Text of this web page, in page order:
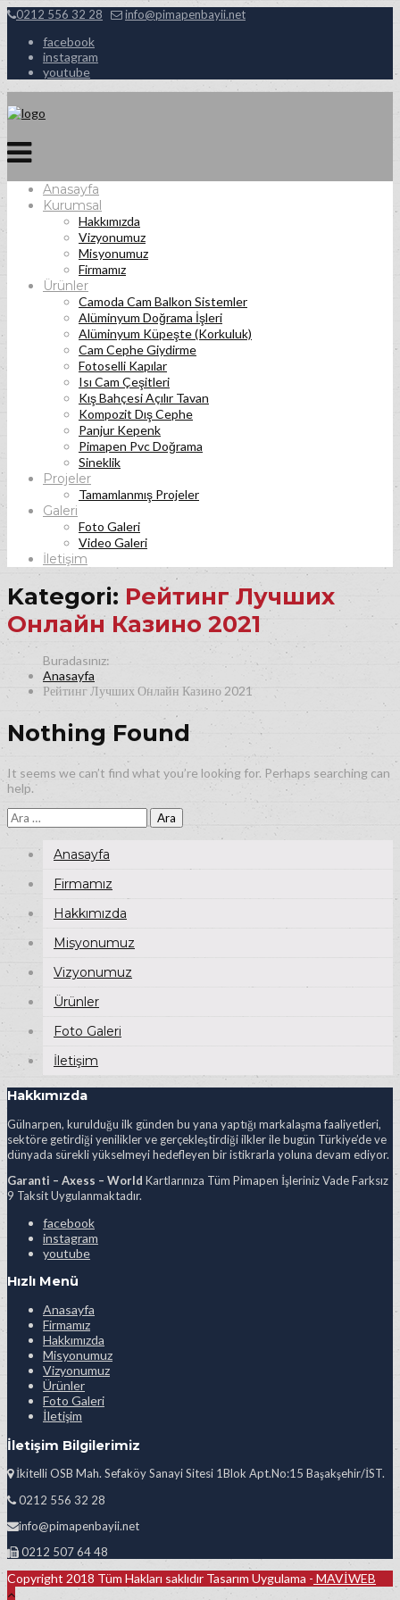
0212 556 32 28 info@pimapenbayii.net
facebook
instagram
youtube
Anasayfa
Kurumsal
Hakkımızda
Vizyonumuz
Misyonumuz
Firmamız
Ürünler
Camoda Cam Balkon Sistemler
Alüminyum Doğrama İşleri
Alüminyum Küpeşte (Korkuluk)
Cam Cephe Giydirme
Fotoselli Kapılar
Isı Cam Çeşitleri
Kış Bahçesi Açılır Tavan
Kompozit Dış Cephe
Panjur Kepenk
Pimapen Pvc Doğrama
Sineklik
Projeler
Tamamlanmış Projeler
Galeri
Foto Galeri
Video Galeri
İletişim
Kategori: Рейтинг Лучших
Онлайн Казино 2021
Anasayfa
Рейтинг Лучших Онлайн Казино 2021
Nothing Found
It seems we can’t find what you’re looking for. Perhaps searching can
help.
Arama:
Anasayfa
Firmamız
Hakkımızda
Misyonumuz
Vizyonumuz
Ürünler
Foto Galeri
İletişim
Hakkımızda
Gülnarpen, kurulduğu ilk günden bu yana yaptığı markalaşma faaliyetleri,
sektöre getirdiği yenilikler ve gerçekleştirdiği ilkler ile bugün Türkiye’de ve
dünyada sürekli yükselmeyi hedefleyen bir istikrarla yoluna devam ediyor.
Garanti – Axess – World Kartlarınıza Tüm Pimapen İşleriniz Vade Farksız
9 Taksit Uygulanmaktadır.
facebook
instagram
youtube
Hızlı Menü
Anasayfa
Firmamız
Hakkımızda
Misyonumuz
Vizyonumuz
Ürünler
Foto Galeri
İletişim
İletişim Bilgilerimiz
İkitelli OSB Mah. Sefaköy Sanayi Sitesi 1Blok Apt.No:15 Başakşehir/İST.
0212 556 32 28
info@pimapenbayii.net
0212 507 64 48
Copyright 2018 Tüm Hakları saklıdır Tasarım Uygulama - MAVİWEB